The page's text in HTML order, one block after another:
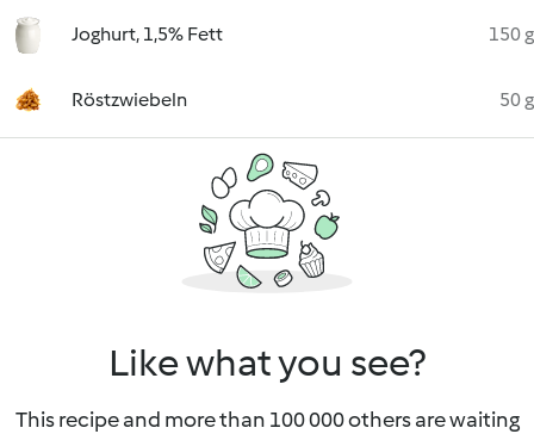
Joghurt, 1,5% Fett 150 g
Röstzwiebeln 50 g
Like what you see?
This recipe and more than 100 000 others are waiting